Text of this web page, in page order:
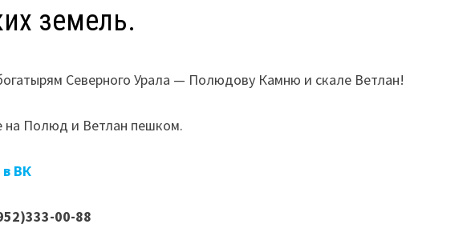
земель.
Северного Урала — Полюдову Камню и скале Ветлан!
на Полюд и Ветлан пешком.
в ВК
00-88